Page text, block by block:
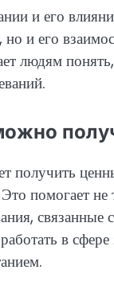
и его
и его
людям
получить
помогает
в